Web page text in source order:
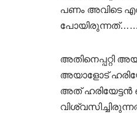
പണം അവിടെ
അതിനെപ്പറ്റി
അയാളോട്
അത്